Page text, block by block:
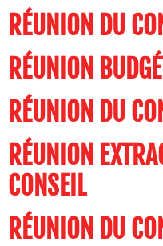
RÉUNION DU
RÉUNION
RÉUNION DU
RÉUNION
CONSEIL
RÉUNION DU